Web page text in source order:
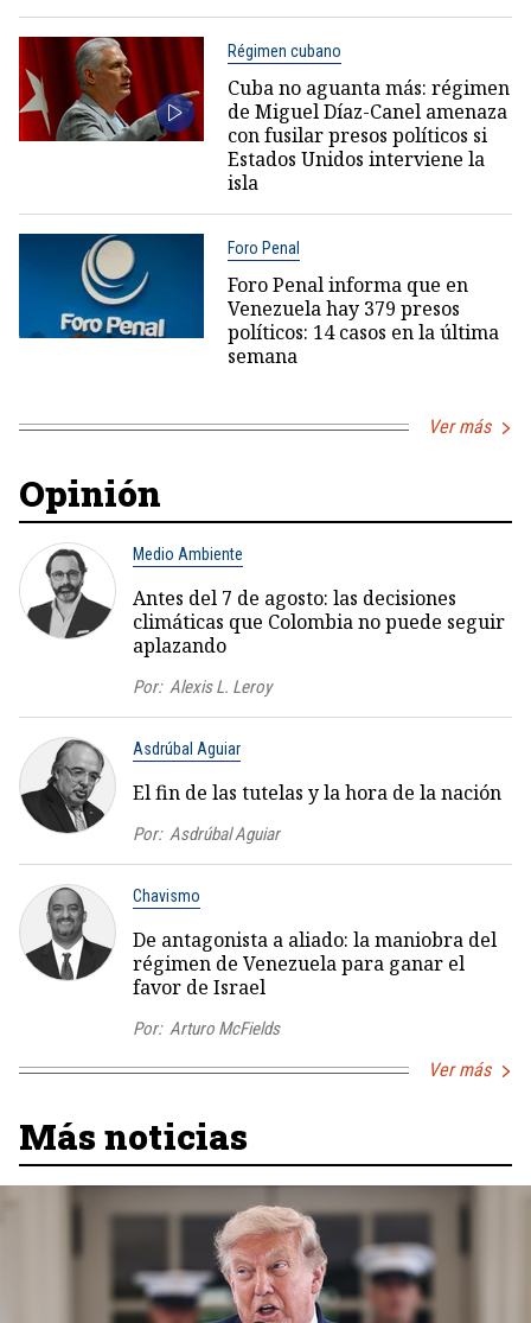
Régimen cubano
Cuba no aguanta más: régimen
de Miguel Díaz-Canel amenaza
con fusilar presos políticos si
Estados Unidos interviene la
isla
Foro Penal
Foro Penal informa que en
Venezuela hay 379 presos
políticos: 14 casos en la última
semana
Ver más
Opinión
Medio Ambiente
Antes del 7 de agosto: las decisiones
climáticas que Colombia no puede seguir
aplazando
Por: Alexis L. Leroy
Asdrúbal Aguiar
El fin de las tutelas y la hora de la nación
Por: Asdrúbal Aguiar
Chavismo
De antagonista a aliado: la maniobra del
régimen de Venezuela para ganar el
favor de Israel
Por: Arturo McFields
Ver más
Más noticias